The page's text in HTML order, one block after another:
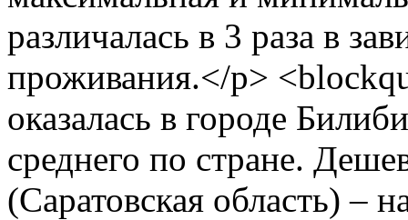
различалась в 3 раза в
проживания.</p>
оказалась в городе
среднего по стране.
(Саратовская область) –